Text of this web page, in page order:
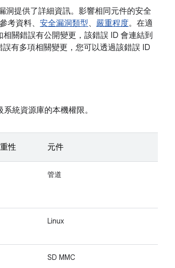
提供了詳細資訊。影響相同元件的安全
考資料、 安全漏洞類型、 嚴重程度。在適
關錯誤有公開變更，該錯誤 ID 會連結到
有多項相關變更，您可以透過該錯誤 ID
統資源庫的本機權限。
性 元件
管道
Linux
SD MMC